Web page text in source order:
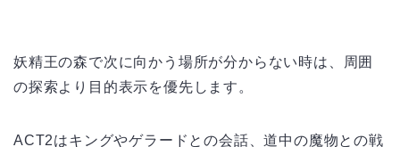
妖精王の森で次に向かう場所が分からない時は、周囲
の探索より目的表示を優先します。
ACT2はキングやゲラードとの会話、道中の魔物との戦